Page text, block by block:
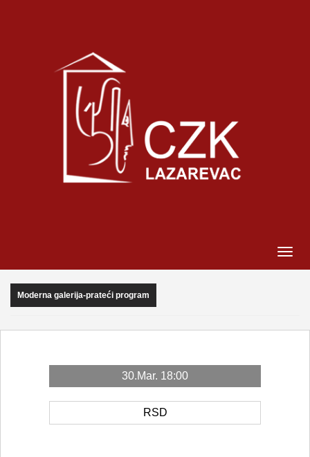
Moderna galerija-prateći program
30.Mar. 18:00
RSD